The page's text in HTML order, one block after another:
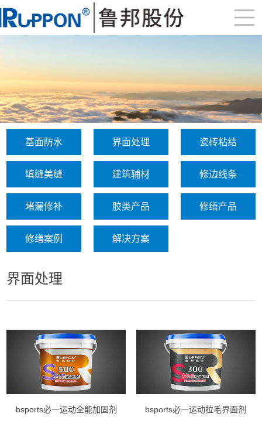
基面防水 界面处理 瓷砖粘结
填缝美缝 建筑辅材 修边线条
堵漏修补 胶类产品 修缮产品
修缮案例 解决方案
界面处理
bsports必一运动全能加固剂 bsports必一运动拉毛界面剂